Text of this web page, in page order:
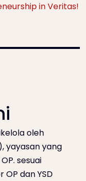
in Veritas!
oleh
yayasan yang
sesuai
dan YSD